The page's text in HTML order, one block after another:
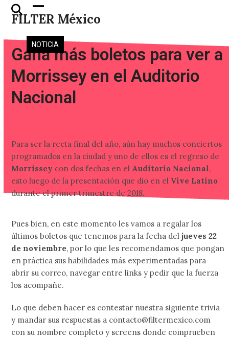
Skip
FILTER México
Open
mobile
menu
Close
mobile
menu
NOTICIA
Gana más boletos para ver a
Morrissey en el Auditorio
Nacional
Para ser la recta final del año, aún hay muchos conciertos
programados en la ciudad y uno de ellos es el regreso de
Morrissey con dos fechas en el Auditorio Nacional,
esto luego de la presentación que dio en el Vive Latino
durante el primer trimestre de 2018.
Pues bien, en este momento les vamos a regalar los
últimos boletos que tenemos para la fecha deljueves 22
de noviembre, por lo que les recomendamos que pongan
en práctica sus habilidades más experimentadas para
abrir su correo, navegar entre links y pedir que la fuerza
los acompañe.
Lo que deben hacer es contestar nuestra siguiente trivia
y mandar sus respuestas a contacto@filtermexico.com
con su nombre completo y screens donde comprueben